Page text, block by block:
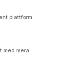
plattform.
med mera